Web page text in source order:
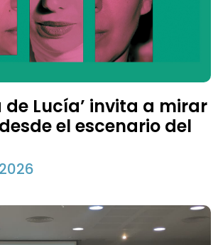
de Lucía’ invita a mirar
el escenario del